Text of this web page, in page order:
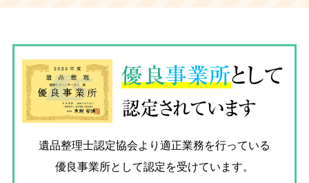
優良事業所として
認定されています
遺品整理士認定協会より適正業務を行っている
優良事業所として認定を受けています。